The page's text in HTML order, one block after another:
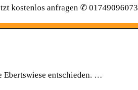
kostenlos anfragen ✆ 01749096073
entschieden. …